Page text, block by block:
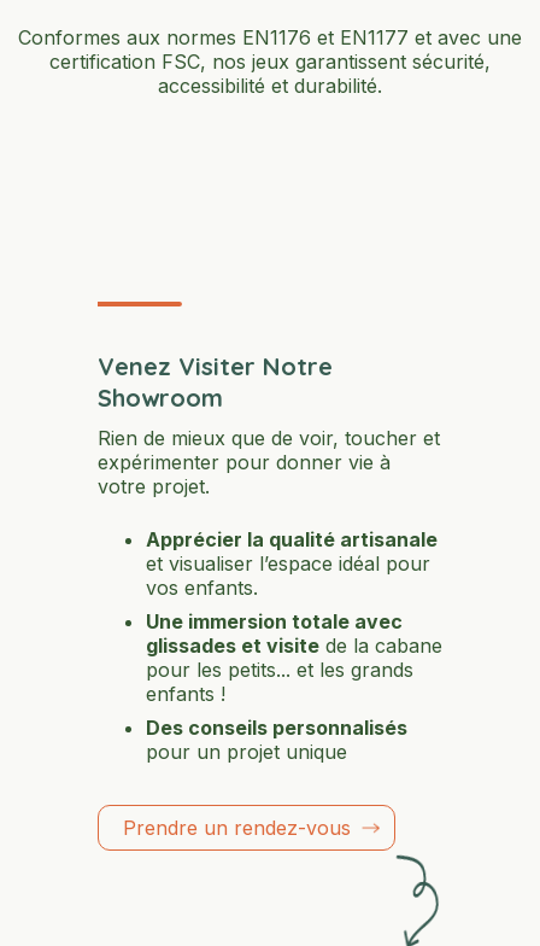
Conformes aux normes EN1176 et EN1177 et avec une
certification FSC, nos jeux garantissent sécurité,
accessibilité et durabilité.
Venez Visiter Notre
Showroom
Rien de mieux que de voir, toucher et
expérimenter pour donner vie à
votre projet.
Apprécier la qualité artisanale
et visualiser l’espace idéal pour
vos enfants.
Une immersion totale avec
glissades et visitede la cabane
pour les petits... et les grands
enfants !
Des conseils personnalisés
pour un projet unique
Prendre un rendez-vous